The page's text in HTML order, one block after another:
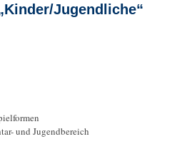
Jugendliche“
und Jugendbereich